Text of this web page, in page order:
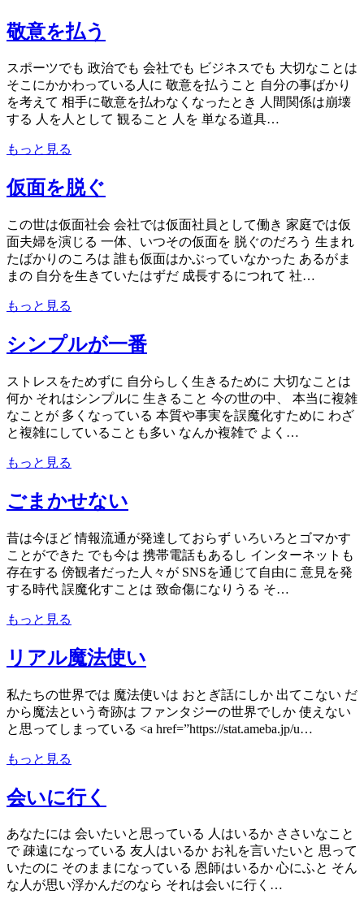
敬意を払う
スポーツでも 政治でも 会社でも ビジネスでも 大切なことは
そこにかかわっている人に 敬意を払うこと 自分の事ばかり
を考えて 相手に敬意を払わなくなったとき 人間関係は崩壊
する 人を人として 観ること 人を 単なる道具…
もっと見る
仮面を脱ぐ
この世は仮面社会 会社では仮面社員として働き 家庭では仮
面夫婦を演じる 一体、いつその仮面を 脱ぐのだろう 生まれ
たばかりのころは 誰も仮面はかぶっていなかった あるがま
まの 自分を生きていたはずだ 成長するにつれて 社…
もっと見る
シンプルが一番
ストレスをためずに 自分らしく生きるために 大切なことは
何か それはシンプルに 生きること 今の世の中、 本当に複雑
なことが 多くなっている 本質や事実を誤魔化すために わざ
と複雑にしていることも多い なんか複雑で よく…
もっと見る
ごまかせない
昔は今ほど 情報流通が発達しておらず いろいろとゴマかす
ことができた でも今は 携帯電話もあるし インターネットも
存在する 傍観者だった人々が SNSを通じて自由に 意見を発
する時代 誤魔化すことは 致命傷になりうる そ…
もっと見る
リアル魔法使い
私たちの世界では 魔法使いは おとぎ話にしか 出てこない だ
から魔法という奇跡は ファンタジーの世界でしか 使えない
と思ってしまっている <a href=”https://stat.ameba.jp/u…
もっと見る
会いに行く
あなたには 会いたいと思っている 人はいるか ささいなこと
で 疎遠になっている 友人はいるか お礼を言いたいと 思って
いたのに そのままになっている 恩師はいるか 心にふと そん
な人が思い浮かんだのなら それは会いに行く…